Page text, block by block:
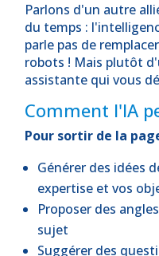
Parlons d'un autre
du temps :
parle pas de
robots ! Mais plutôt
assistante qui vous
Comment l'IA
Pour sortir de la
Générer des idées
expertise et vos
Proposer des
sujet
Suggérer des